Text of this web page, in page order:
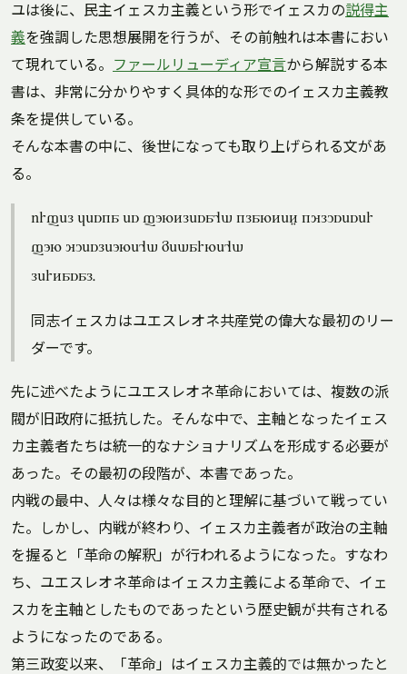
ユは後に、民主イェスカ主義という形でイェスカの説得主
義を強調した思想展開を行うが、その前触れは本書におい
て現れている。 ファールリューディア宣言から解説する本
書は、非常に分かりやすく具体的な形でのイェスカ主義教
条を提供している。
そんな本書の中に、後世になっても取り上げられる文があ
る。
irfel jeska es fontlesa'd klantez kyluseser
fon yuesleone'd medarne'd
lertasal.
同志イェスカはユエスレオネ共産党の偉大な最初のリー
ダーです。
先に述べたようにユエスレオネ革命においては、複数の派
閥が旧政府に抵抗した。そんな中で、主軸となったイェス
カ主義者たちは統一的なナショナリズムを形成する必要が
あった。その最初の段階が、本書であった。
内戦の最中、人々は様々な目的と理解に基づいて戦ってい
た。しかし、内戦が終わり、イェスカ主義者が政治の主軸
を握ると「革命の解釈」が行われるようになった。すなわ
ち、ユエスレオネ革命はイェスカ主義による革命で、イェ
スカを主軸としたものであったという歴史観が共有される
ようになったのである。
第三政変以来、「革命」はイェスカ主義的では無かったと